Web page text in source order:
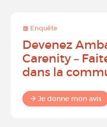
Enquête
Devenez
Carenity –
dans la
Je donne mon avis